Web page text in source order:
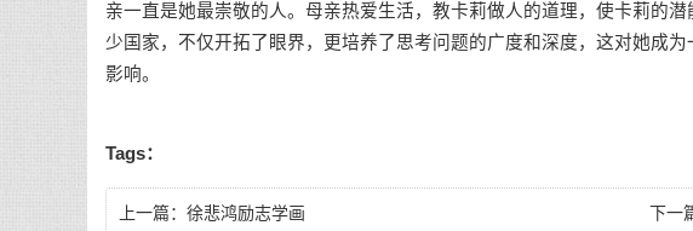
亲一直是她最崇敬的人。母亲热爱生活，教卡莉做人 的道理，使卡莉的
少国家，不仅开拓了眼界，更培养了思考问题的广度和深度，这对她成为
影响。
Tags：
上一篇： 徐悲鸿励志学画 下一